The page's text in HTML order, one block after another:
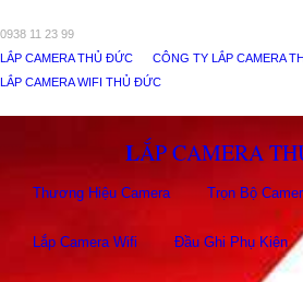
0938 11 23 99
LẮP CAMERA THỦ ĐỨC
CÔNG TY LẮP CAMERA
LẮP CAMERA WIFI THỦ ĐỨC
LẮP CAMERA
Thương Hiệu Camera Trọn Bộ
Lắp Camera Wifi Đầu Ghi Phụ Kiên